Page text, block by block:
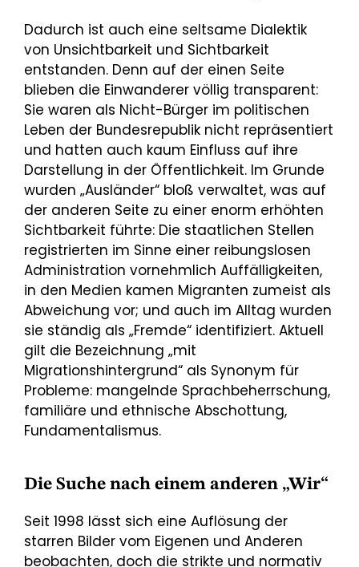
Dadurch ist auch eine seltsame Dialektik
von Unsichtbarkeit und Sichtbarkeit
entstanden. Denn auf der einen Seite
blieben die Einwanderer völlig transparent:
Sie waren als Nicht-Bürger im politischen
Leben der Bundesrepublik nicht repräsentiert
und hatten auch kaum Einfluss auf ihre
Darstellung in der Öffentlichkeit. Im Grunde
wurden „Ausländer“ bloß verwaltet, was auf
der anderen Seite zu einer enorm erhöhten
Sichtbarkeit führte: Die staatlichen Stellen
registrierten im Sinne einer reibungslosen
Administration vornehmlich Auffälligkeiten,
in den Medien kamen Migranten zumeist als
Abweichung vor; und auch im Alltag wurden
sie ständig als „Fremde“ identifiziert. Aktuell
gilt die Bezeichnung „mit
Migrationshintergrund“ als Synonym für
Probleme: mangelnde Sprachbeherrschung,
familiäre und ethnische Abschottung,
Fundamentalismus.
Die Suche nach einem anderen „Wir“
Seit 1998 lässt sich eine Auflösung der
starren Bilder vom Eigenen und Anderen
beobachten, doch die strikte und normativ